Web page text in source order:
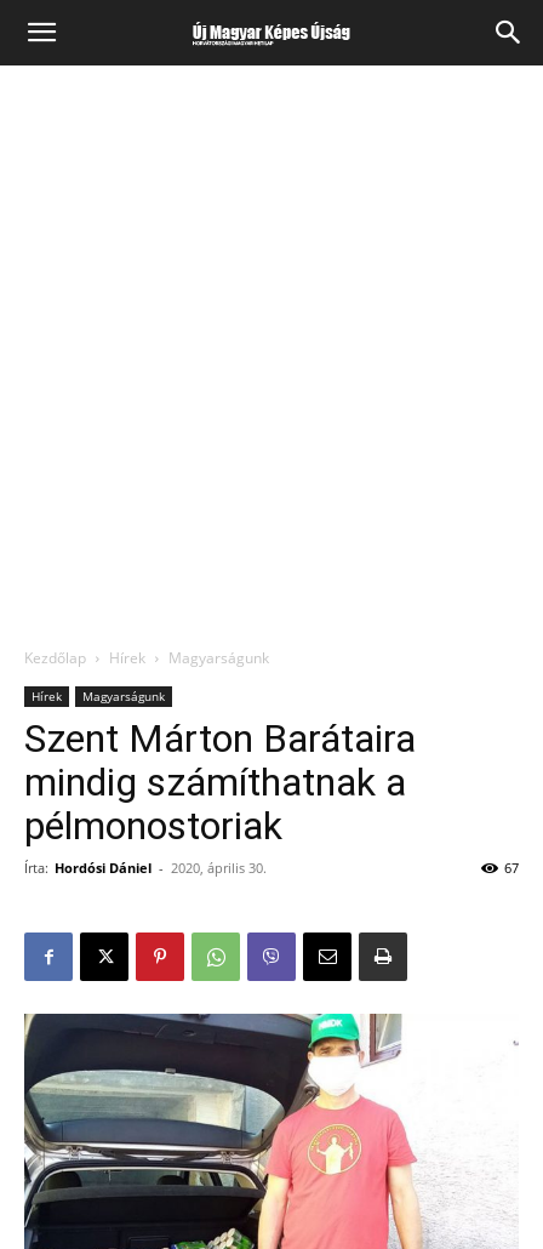
Kezdőlap Hírek Magyarságunk
Hírek Magyarságunk
Szent Márton Barátaira
mindig számíthatnak a
pélmonostoriak
Írta: Hordósi Dániel - 2020, április 30. 67